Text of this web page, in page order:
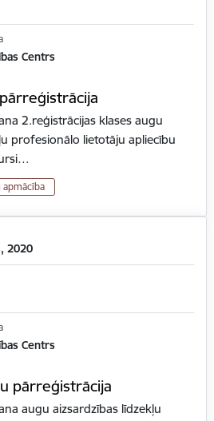
Centrs
2.reģistrācijas klases augu
profesionālo lietotāju apliecību
2020
Centrs
pārreģistrācija
augu aizsardzības līdzekļu